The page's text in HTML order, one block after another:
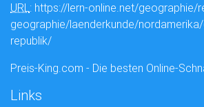
URL: https://lern-online.net/geographie/
geographie/laenderkunde/
republik/
Preis-King.com - Die besten Online-
Links